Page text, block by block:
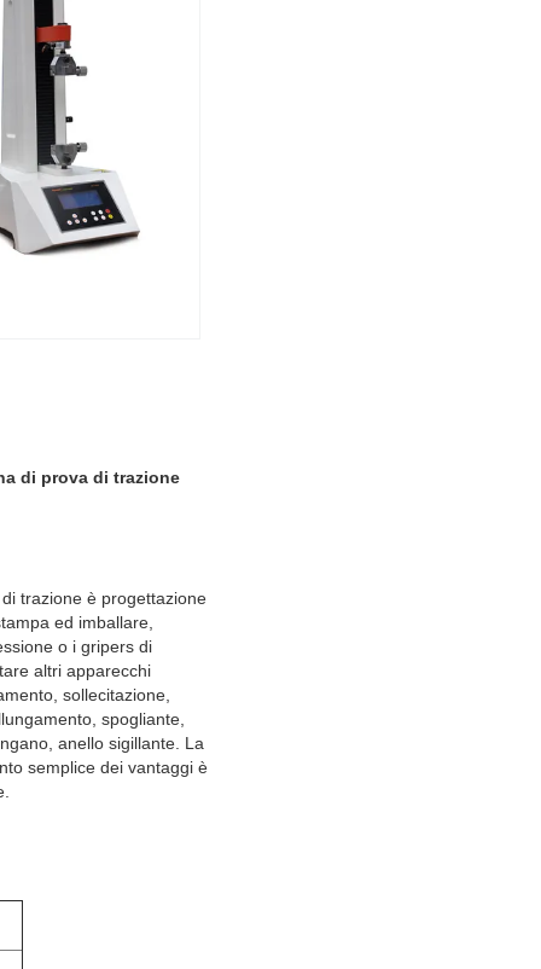
di prova di trazione
trazione è progettazione
ed imballare,
o i gripers di
altri apparecchi
sollecitazione,
spogliante,
anello sigillante. La
semplice dei vantaggi è